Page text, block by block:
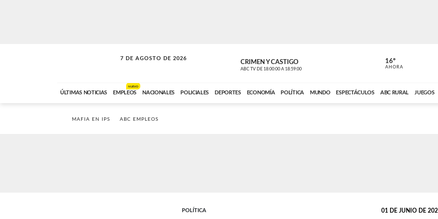
7 DE AGOSTO DE 2026
SOLO MÚSICA CRIMEN Y CASTIGO
ABC TV DE 18:00:00 A 18:59:00 ABC CARDINAL
16º
AHORA
ÚLTIMAS NOTICIAS EMPLEOS
NUEVO
NACIONALES POLICIALES DEPORTES ECONOMÍA POLÍTICA MUNDO ESPECTÁCULOS ABC RURAL JUEGOS
MAFIA EN IPS ABC EMPLEOS
POLÍTICA 01 DE JUNIO DE